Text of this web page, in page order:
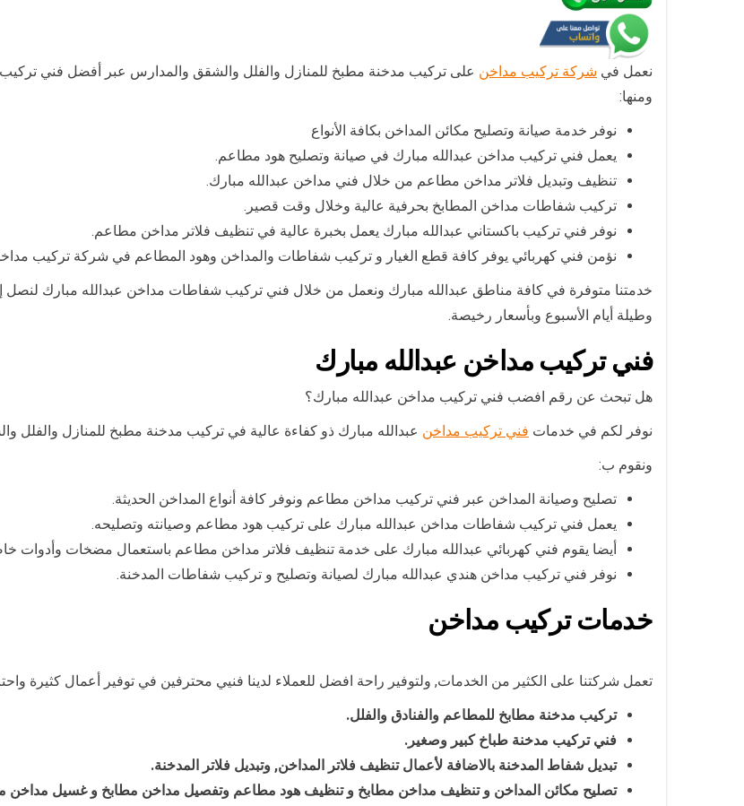
نعمل في شركة تركيب مداخن على تركيب مدخنة مطبخ للمنازل والفلل والشقق والمدارس عبر أفضل فني
ومنها:
نوفر خدمة صيانة وتصليح مكائن المداخن بكافة الأنواع
يعمل فني تركيب مداخن عبدالله مبارك في صيانة وتصليح هود مطاعم.
تنظيف وتبديل فلاتر مداخن مطاعم من خلال فني مداخن عبدالله مبارك.
تركيب شفاطات مداخن المطابخ بحرفية عالية وخلال وقت قصير.
نوفر فني تركيب باكستاني عبدالله مبارك يعمل بخبرة عالية في تنظيف فلاتر مداخن مطاعم.
نؤمن فني كهربائي يوفر كافة قطع الغيار و تركيب شفاطات والمداخن وهود المطاعم في شركة تركيب
وطيلة أيام الأسبوع وبأسعار رخيصة.
فني تركيب مداخن عبدالله مبارك
هل تبحث عن رقم افضب فني تركيب مداخن عبدالله مبارك؟
نوفر لكم في خدمات فني تركيب مداخن عبدالله مبارك ذو كفاءة عالية في تركيب مدخنة مطبخ للمنازل والفلل
ونقوم ب:
تصليح وصيانة المداخن عبر فني تركيب مداخن مطاعم ونوفر كافة أنواع المداخن الحديثة.
يعمل فني تركيب شفاطات مداخن عبدالله مبارك على تركيب هود مطاعم وصيانته وتصليحه.
أيضا يقوم فني كهربائي عبدالله مبارك على خدمة تنظيف فلاتر مداخن مطاعم باستعمال مضخات وأدوات
نوفر فني تركيب مداخن هندي عبدالله مبارك لصيانة وتصليح و تركيب شفاطات المدخنة.
خدمات تركيب مداخن
تعمل شركتنا على الكثير من الخدمات, ولتوفير راحة افضل للعملاء لدينا فنيي محترفين في توفير أعمال كثيرة
تركيب مدخنة مطابخ للمطاعم والفنادق والفلل.
فني تركيب مدخنة طباخ كبير وصغير.
تبديل شفاط المدخنة بالاضافة لأعمال تنظيف فلاتر المداخن, وتبديل فلاتر المدخنة.
تصليح مكائن المداخن و تنظيف مداخن مطابخ و تنظيف هود مطاعم وتفصيل مداخن مطابخ و غسيل مداخن